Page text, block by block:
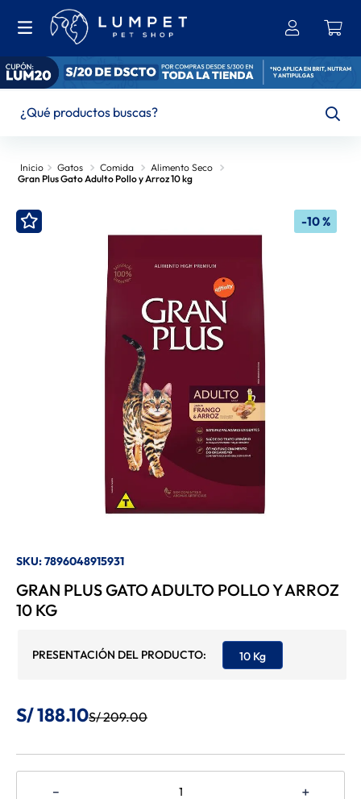
Gatos Comida
Alimento Seco
Gran Plus Gato Adulto Pollo y Arroz 10 kg
-10 %
SKU:7896048915931
GRAN PLUS GATO ADULTO POLLO Y ARROZ
10 KG
10 Kg
S/188.10S/209.00
＋
－
TÉRMINOS MÁS BUSCADOS
2